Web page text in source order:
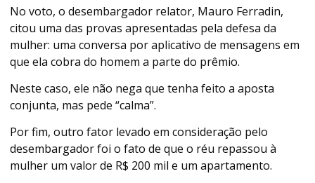
No voto, o desembargador relator, Mauro Ferradin,
citou uma das provas apresentadas pela defesa da
mulher: uma conversa por aplicativo de mensagens em
que ela cobra do homem a parte do prêmio.
Neste caso, ele não nega que tenha feito a aposta
conjunta, mas pede “calma”.
Por fim, outro fator levado em consideração pelo
desembargador foi o fato de que o réu repassou à
mulher um valor de R$ 200 mil e um apartamento.